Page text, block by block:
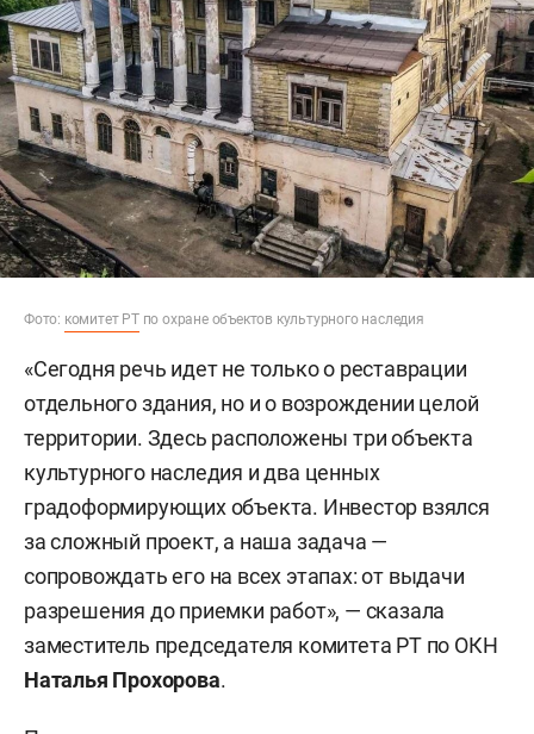
Фото: комитет РТпо охране объектов культурного наследия
«Сегодня речь идет не только о реставрации
отдельного здания, но и о возрождении целой
территории. Здесь расположены три объекта
культурного наследия и два ценных
градоформирующих объекта. Инвестор взялся
за сложный проект, а наша задача —
сопровождать его на всех этапах: от выдачи
разрешения до приемки работ», — сказала
заместитель председателя комитета РТ по ОКН
Наталья Прохорова.